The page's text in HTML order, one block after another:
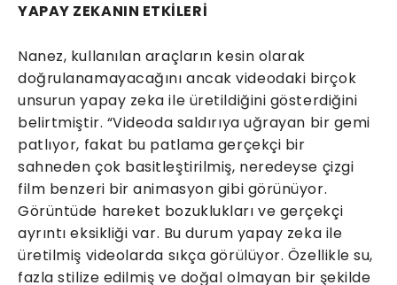
YAPAY ZEKANIN ETKİLERİ
Nanez, kullanılan araçların kesin olarak
doğrulanamayacağını ancak videodaki birçok
unsurun yapay zeka ile üretildiğini gösterdiğini
belirtmiştir. “Videoda saldırıya uğrayan bir gemi
patlıyor, fakat bu patlama gerçekçi bir
sahneden çok basitleştirilmiş, neredeyse çizgi
film benzeri bir animasyon gibi görünüyor.
Görüntüde hareket bozuklukları ve gerçekçi
ayrıntı eksikliği var. Bu durum yapay zeka ile
üretilmiş videolarda sıkça görülüyor. Özellikle su,
fazla stilize edilmiş ve doğal olmayan bir şekilde